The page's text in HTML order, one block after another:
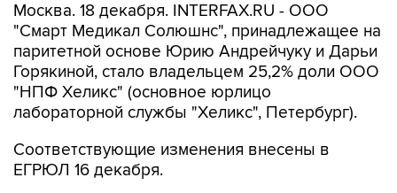
Москва. 18 декабря. INTERFAX.RU - ООО
"Смарт Медикал Солюшнс", принадлежащее на
паритетной основе Юрию Андрейчуку и Дарьи
Горякиной, стало владельцем 25,2% доли ООО
"НПФ Хеликс" (основное юрлицо
лабораторной службы "Хеликс", Петербург).
Соответствующие изменения внесены в
ЕГРЮЛ 16 декабря.